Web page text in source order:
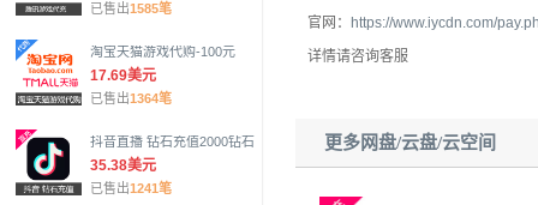
已售出1585笔
淘宝天猫游戏代购-100元
17.69美元
已售出1364笔
抖音直播 钻石充值2000钻石
35.38美元
已售出1241笔
官网：
https://www.iycdn.com/
详情请咨询客服
更多网盘/云盘/云空间